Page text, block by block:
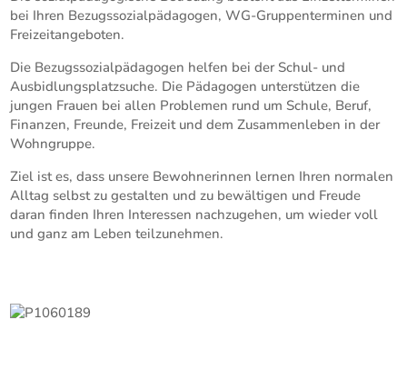
bei Ihren Bezugssozialpädagogen, WG-Gruppenterminen und
Freizeitangeboten.
Die Bezugssozialpädagogen helfen bei der Schul- und
Ausbidlungsplatzsuche. Die Pädagogen unterstützen die
jungen Frauen bei allen Problemen rund um Schule, Beruf,
Finanzen, Freunde, Freizeit und dem Zusammenleben in der
Wohngruppe.
Ziel ist es, dass unsere Bewohnerinnen lernen Ihren normalen
Alltag selbst zu gestalten und zu bewältigen und Freude
daran finden Ihren Interessen nachzugehen, um wieder voll
und ganz am Leben teilzunehmen.